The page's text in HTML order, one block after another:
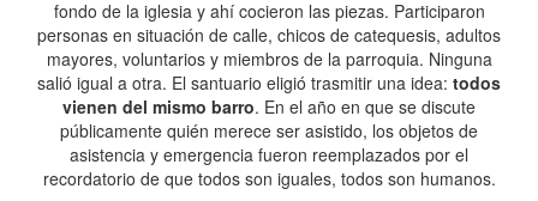
fondo de la iglesia y ahí cocieron las piezas. Participaron
personas en situación de calle, chicos de catequesis, adultos
mayores, voluntarios y miembros de la parroquia. Ninguna
salió igual a otra. El santuario eligió trasmitir una idea: todos
vienen del mismo barro. En el año en que se discute
públicamente quién merece ser asistido, los objetos de
asistencia y emergencia fueron reemplazados por el
recordatorio de que todos son iguales, todos son humanos.